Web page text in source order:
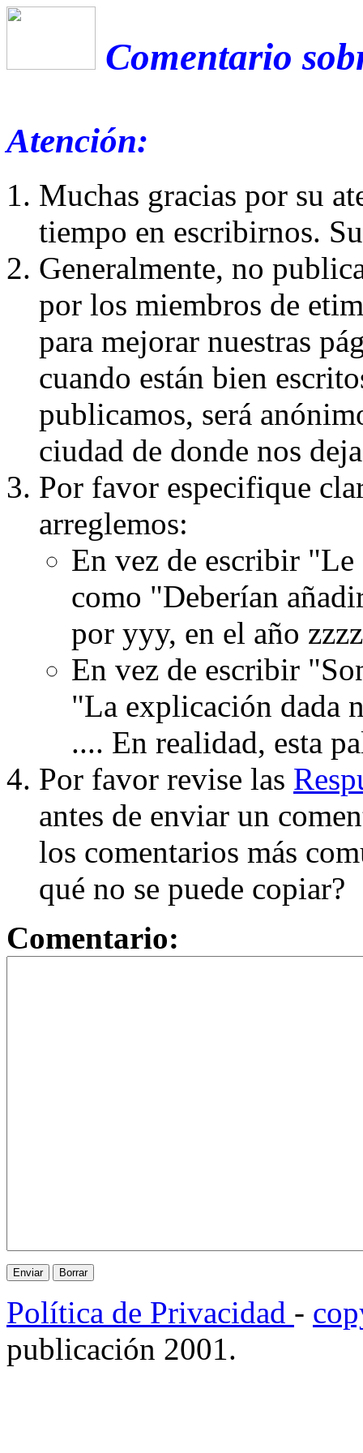
Comentario
Atención:
Muchas gracias por su
tiempo en escribirnos.
Generalmente, no
por los miembros de
para mejorar nuestras
cuando están bien
publicamos, será
ciudad de donde nos
Por favor especifique
arreglemos:
En vez de escribir
como "Deberían
por yyy, en el año
En vez de escribir
"La explicación dada
.... En realidad, esta
Por favor revise las
antes de enviar un
los comentarios más
qué no se puede copiar?
Comentario:
Política de Privacidad -
publicación 2001.